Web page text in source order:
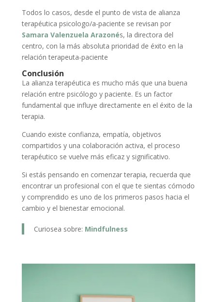
Todos lo casos, desde el punto de vista de alianza
terapéutica psicologo/a-paciente se revisan por
Samara Valenzuela Arazonés, la directora del
centro, con la más absoluta prioridad de éxito en la
relación terapeuta-paciente
Conclusión
La alianza terapéutica es mucho más que una buena
relación entre psicólogo y paciente. Es un factor
fundamental que influye directamente en el éxito de la
terapia.
Cuando existe confianza, empatía, objetivos
compartidos y una colaboración activa, el proceso
terapéutico se vuelve más eficaz y significativo.
Si estás pensando en comenzar terapia, recuerda que
encontrar un profesional con el que te sientas cómodo
y comprendido es uno de los primeros pasos hacia el
cambio y el bienestar emocional.
Curiosea sobre: Mindfulness